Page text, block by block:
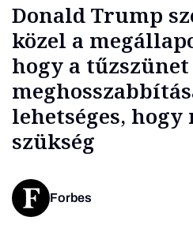
Donald Trump
közel a
hogy a tűzszünet
lehetséges, hogy
szükség
Forbes